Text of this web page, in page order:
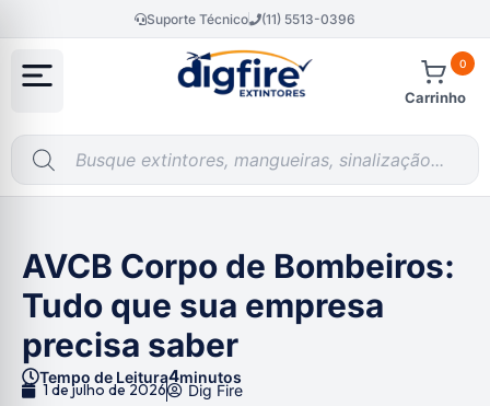
Suporte Técnico (11) 5513-0396
Carrinho
0
AVCB Corpo de Bombeiros:
Tudo que sua empresa
precisa saber
Tempo de Leitura4minutos
1 de julho de 2026 Dig Fire